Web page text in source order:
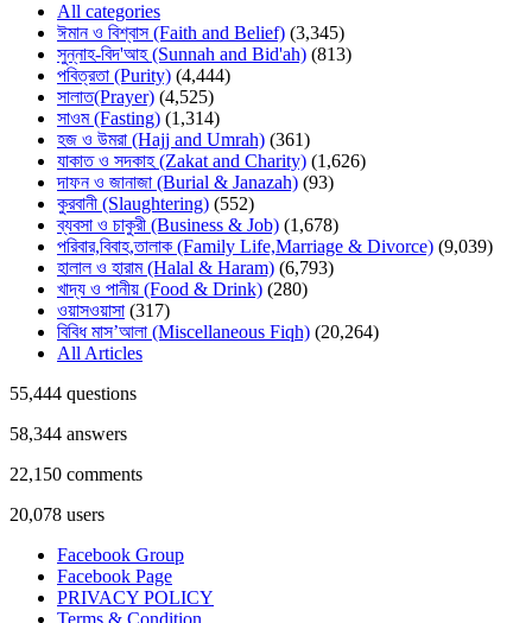
All categories
ঈমান ও বিশ্বাস (Faith and Belief) (3,345)
সুন্নাহ-বিদ'আহ (Sunnah and Bid'ah) (813)
পবিত্রতা (Purity) (4,444)
সালাত(Prayer) (4,525)
সাওম (Fasting) (1,314)
হজ ও উমরা (Hajj and Umrah) (361)
যাকাত ও সদকাহ (Zakat and Charity) (1,626)
দাফন ও জানাজা (Burial & Janazah) (93)
কুরবানী (Slaughtering) (552)
ব্যবসা ও চাকুরী (Business & Job) (1,678)
পরিবার,বিবাহ,তালাক (Family Life,Marriage & Divorce) (9,039)
হালাল ও হারাম (Halal & Haram) (6,793)
খাদ্য ও পানীয় (Food & Drink) (280)
ওয়াসওয়াসা (317)
বিবিধ মাস’আলা (Miscellaneous Fiqh) (20,264)
All Articles
55,444 questions
58,344 answers
22,150 comments
20,078 users
Facebook Group
Facebook Page
PRIVACY POLICY
Terms & Condition